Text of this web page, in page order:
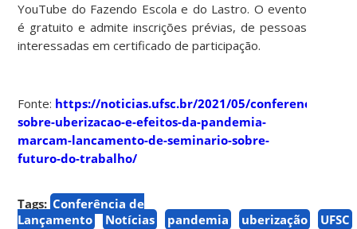
YouTube do Fazendo Escola e do Lastro. O evento
é gratuito e admite inscrições prévias, de pessoas
interessadas em certificado de participação.
Fonte: https://noticias.ufsc.br/2021/05/conferencias-
sobre-uberizacao-e-efeitos-da-pandemia-
marcam-lancamento-de-seminario-sobre-
futuro-do-trabalho/
Tags: Conferência de
Lançamento
Notícias pandemia uberização UFSC